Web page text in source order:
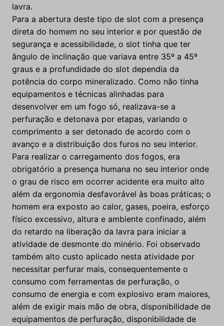
lavra.
Para a abertura deste tipo de slot com a presença
direta do homem no seu interior e por questão de
segurança e acessibilidade, o slot tinha que ter
ângulo de inclinação que variava entre 35º a 45º
graus e a profundidade do slot dependia da
potência do corpo mineralizado. Como não tinha
equipamentos e técnicas alinhadas para
desenvolver em um fogo só, realizava-se a
perfuração e detonava por etapas, variando o
comprimento a ser detonado de acordo com o
avanço e a distribuição dos furos no seu interior.
Para realizar o carregamento dos fogos, era
obrigatório a presença humana no seu interior onde
o grau de risco em ocorrer acidente era muito alto
além da ergonomia desfavorável às boas práticas; o
homem era exposto ao calor, gases, poeira, esforço
físico excessivo, altura e ambiente confinado, além
do retardo na liberação da lavra para iniciar a
atividade de desmonte do minério. Foi observado
também alto custo aplicado nesta atividade por
necessitar perfurar mais, consequentemente o
consumo com ferramentas de perfuração, o
consumo de energia e com explosivo eram maiores,
além de exigir mais mão de obra, disponibilidade de
equipamentos de perfuração, disponibilidade de